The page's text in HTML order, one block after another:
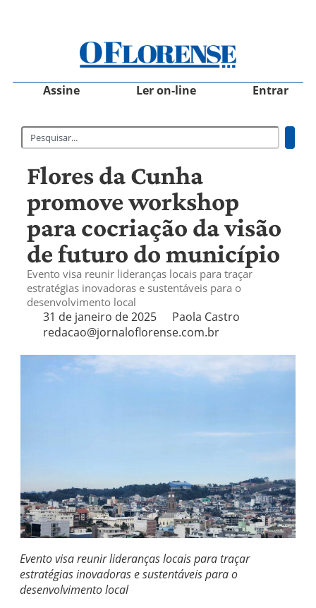
Assine Ler on-line Entrar
Flores da Cunha
promove workshop
para cocriação da visão
de futuro do município
Evento visa reunir lideranças locais para traçar
estratégias inovadoras e sustentáveis para o
desenvolvimento local
31 de janeiro de 2025
Paola Castro
redacao@jornaloflorense.com.br
Evento visa reunir lideranças locais para traçar
estratégias inovadoras e sustentáveis para o
desenvolvimento local